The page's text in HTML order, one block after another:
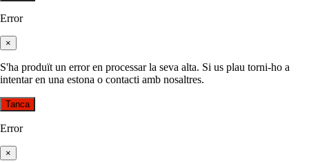
Error
×
S'ha produït un error en processar la seva alta. Si us plau torni-ho a
intentar en una estona o contacti amb nosaltres.
Tanca
Error
×